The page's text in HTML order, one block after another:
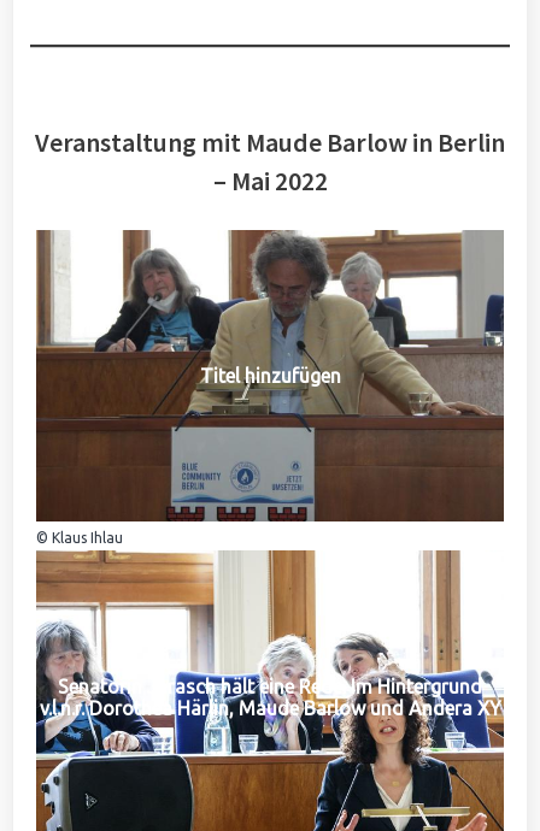
Veranstaltung mit Maude Barlow in Berlin
– Mai 2022
Titel hinzufügen
© Klaus Ihlau
Senatorin Jarasch hält eine Rede. Im Hintergrund
v.l.n.r. Dorothea Härlin, Maude Barlow und Andera XY